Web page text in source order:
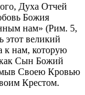
Духа Отчей
Божия
нам» (Рим. 5,
этот великий
к нам, которую
как Сын Божий
Своею Кровью
Крестом.